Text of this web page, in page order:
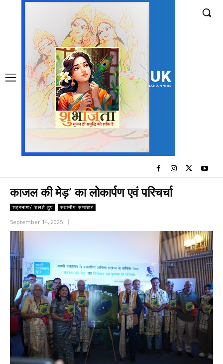
UK
LONDON NEWS
काजल की मेड़’ का लोकार्पण एवं परिचर्चा
शहरनामा/ चलते हुए स्थानीय समाचार
September 14, 2025